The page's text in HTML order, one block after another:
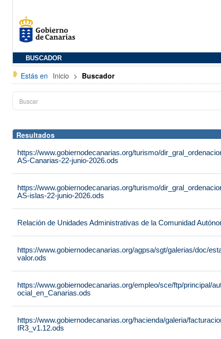
BUSCADOR
Estás en Inicio > Buscador
Resultados
https://www.gobiernodecanarias.org/turismo/
AS-Canarias-22-junio-2026.ods
https://www.gobiernodecanarias.org/turismo/
AS-islas-22-junio-2026.ods
Relación de Unidades Administrativas de la Comunidad
https://www.gobiernodecanarias.org/agpsa/sgt/galerias/doc/
valor.ods
https://www.gobiernodecanarias.org/empleo/sce/ftp/principal/
ocial_en_Canarias.ods
https://www.gobiernodecanarias.org/hacienda/galeria/
IR3_v1.12.ods